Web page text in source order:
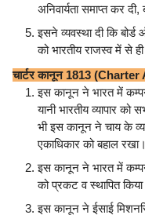
अनिवार्यता समाप्त कर
इसने व्यवस्था दी कि
को भारतीय राजस्व में से
चार्टर कानून 1813
इस कानून ने भारत में
यानी भारतीय व्यापार को
भी इस कानून ने चाय के
एकाधिकार को बहाल रखा।
इस कानून ने भारत में
को प्रकट व स्थापित
इस कानून ने ईसाई